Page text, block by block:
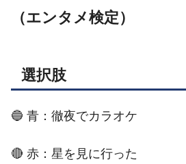
（エンタメ検定）
選択肢
🔵 青：徹夜でカラオケ
🔴 赤：星を見に行った